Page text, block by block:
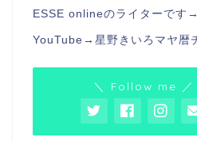
ESSE onlineのライターです→
YouTube→ 星野きいろマヤ暦
＼ Follow me ／